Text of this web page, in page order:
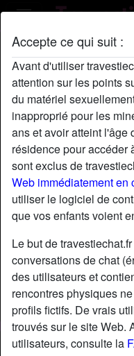
Accepte ce qui suit :
Avant d'utiliser
attention sur les points
du matériel
inapproprié pour les
ans et avoir atteint l'âge
résidence pour accéder
sont exclus de
Web immédiatement en
utiliser le logiciel de
que vos enfants voient
Le but de
conversations de chat
des utilisateurs et
rencontres physiques
profils fictifs. De vrais
trouvés sur le site Web.
utilisateurs, consulte la
Profil de
starAjouter
Nickname: